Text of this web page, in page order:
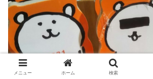
メニュー ホーム 検索